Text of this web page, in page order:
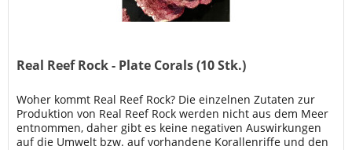
Real Reef Rock - Plate Corals (10 Stk.)
Woher kommt Real Reef Rock? Die einzelnen Zutaten zur
Produktion von Real Reef Rock werden nicht aus dem Meer
entnommen, daher gibt es keine negativen Auswirkungen
auf die Umwelt bzw. auf vorhandene Korallenriffe und den